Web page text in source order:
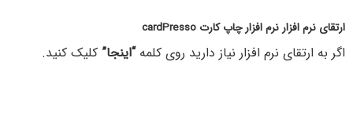
ارتقای نرم افزار نرم افزار چاپ کارت cardPresso
اگر به ارتقای نرم افزار نیاز دارید روی کلمه“اینجا” کلیک کنید.